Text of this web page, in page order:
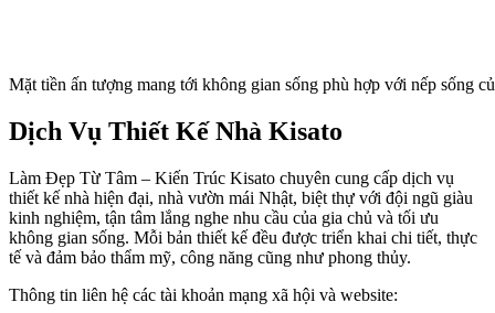
Mặt tiền ấn tượng mang tới không gian sống phù hợp với nếp sống
Dịch Vụ Thiết Kế Nhà Kisato
Làm Đẹp Từ Tâm – Kiến Trúc Kisato chuyên cung cấp dịch vụ
thiết kế nhà hiện đại, nhà vườn mái Nhật, biệt thự với đội ngũ giàu
kinh nghiệm, tận tâm lắng nghe nhu cầu của gia chủ và tối ưu
không gian sống. Mỗi bản thiết kế đều được triển khai chi tiết, thực
tế và đảm bảo thẩm mỹ, công năng cũng như phong thủy.
Thông tin liên hệ các tài khoản mạng xã hội và website: